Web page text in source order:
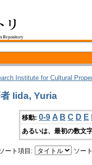
Institute for Cultural
Iida, Yuria
移動: 0-9 A B C D E
あるいは、最初の数文
ソート項目: ソー